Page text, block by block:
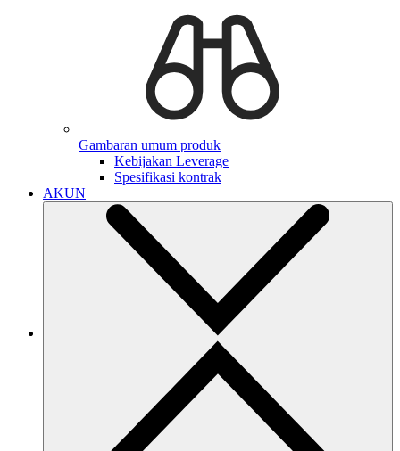
Gambaran umum produk
Kebijakan Leverage
Spesifikasi kontrak
AKUN